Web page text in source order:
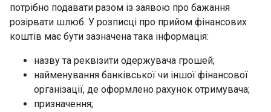
потрібно подавати разом із заявою про бажання
розірвати шлюб. У розписці про прийом фінансових
коштів має бути зазначена така інформація:
назву та реквізити одержувача грошей;
найменування банківської чи іншої фінансової
організації, де оформлено рахунок отримувача;
призначення;